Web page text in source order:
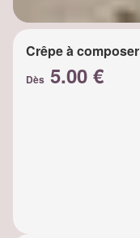
Crêpe à composer
Dès 5.00 €